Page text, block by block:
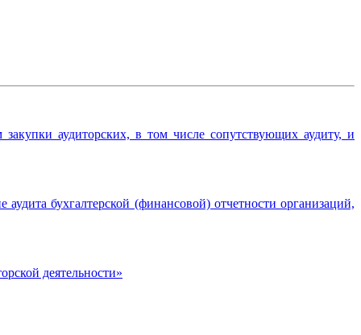
аудиторских, в том числе сопутствующих аудиту, и
бухгалтерской (финансовой) отчетности организаций,
деятельности»